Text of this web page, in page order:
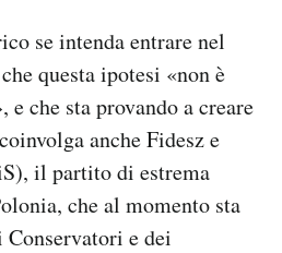
se intenda entrare nel
questa ipotesi «non è
che sta provando a creare
anche Fidesz e
il partito di estrema
che al momento sta
e dei